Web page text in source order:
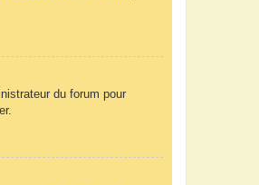
du forum pour